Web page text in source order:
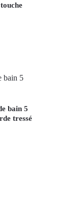
bain 5
tressé